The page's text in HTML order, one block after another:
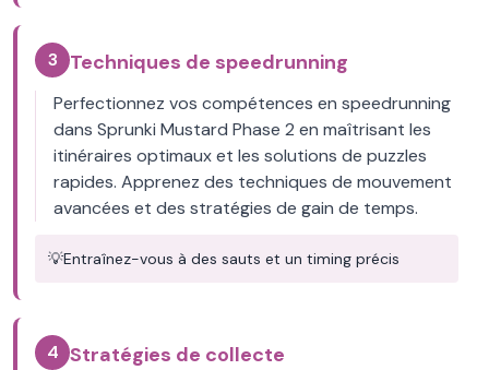
3 Techniques de speedrunning
Perfectionnez vos compétences en speedrunning
dans Sprunki Mustard Phase 2 en maîtrisant les
itinéraires optimaux et les solutions de puzzles
rapides. Apprenez des techniques de mouvement
avancées et des stratégies de gain de temps.
💡Entraînez-vous à des sauts et un timing précis
4 Stratégies de collecte